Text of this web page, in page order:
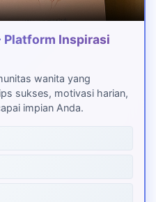
Platform Inspirasi
wanita yang
sukses, motivasi harian,
impian Anda.